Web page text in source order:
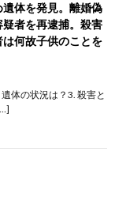
体を発見。離婚偽
者を再逮捕。殺害
何故子供のことを
体の状況は？3. 殺害と